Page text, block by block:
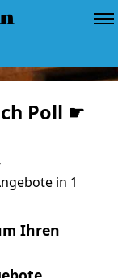
Poll ☛
in 1
Ihren